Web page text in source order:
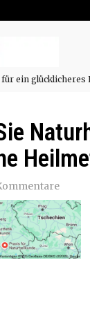
ein glücklicheres